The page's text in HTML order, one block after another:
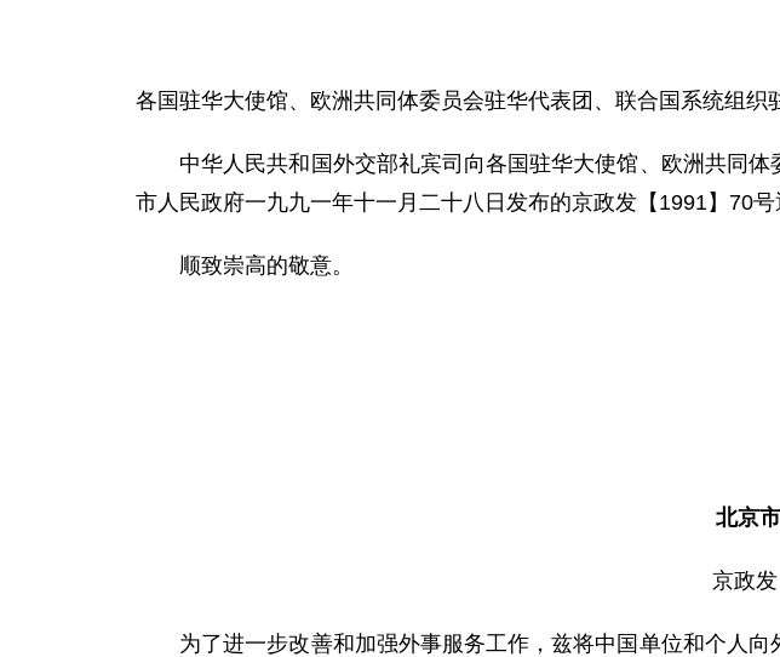
各国驻华大使馆、欧洲共同体委员会驻华代表团、联合国系统组织
中华人民共和国外交部礼宾司向各国驻华大使馆、欧洲共同体
市人民政府一九九一年十一月二十八日发布的京政发【1991】70号
顺致崇高的敬意。
北京
京政
为了进一步改善和加强外事服务工作，兹将中国单位和个人向